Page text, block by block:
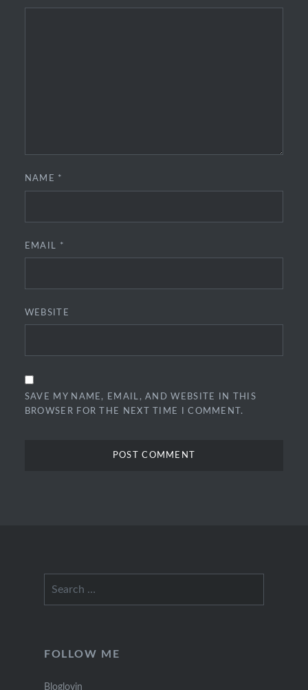
NAME *
EMAIL *
WEBSITE
SAVE MY NAME, EMAIL, AND WEBSITE IN THIS
BROWSER FOR THE NEXT TIME I COMMENT.
for:
FOLLOW ME
Bloglovin